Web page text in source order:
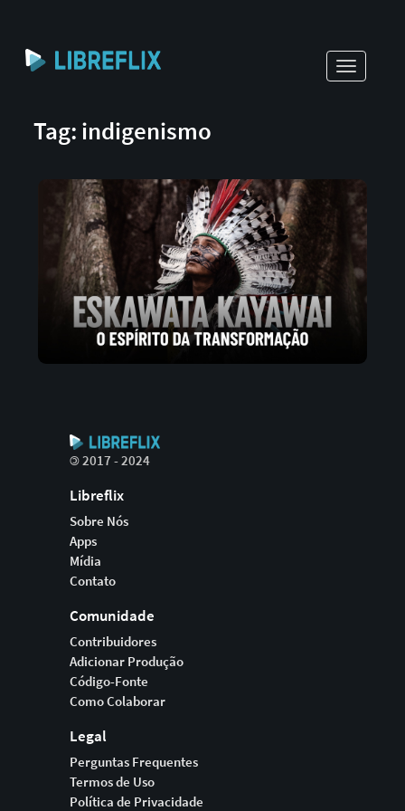
Toggle
Tag: indigenismo
©2017 - 2024
Libreflix
Sobre Nós
Apps
Mídia
Contato
Comunidade
Contribuidores
Adicionar Produção
Código-Fonte
Como Colaborar
Legal
Perguntas Frequentes
Termos de Uso
Política de Privacidade